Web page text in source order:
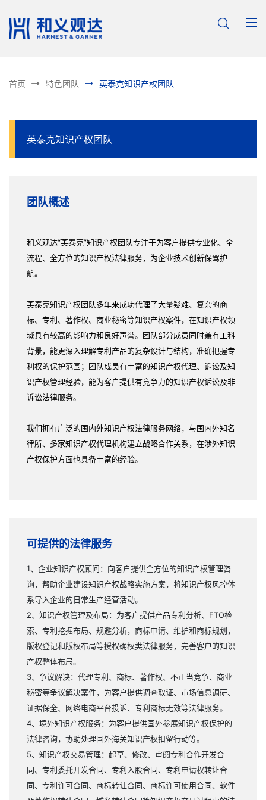

首页  特色团队  英泰克知识产权团队
英泰克知识产权团队
团队概述
和义观达“英泰克”知识产权团队专注于为客户提供专业化、全
流程、全方位的知识产权法律服务，为企业技术创新保驾护
航。
英泰克知识产权团队多年来成功代理了大量疑难、复杂的商
标、专利、著作权、商业秘密等知识产权案件，在知识产权领
域具有较高的影响力和良好声誉。团队部分成员同时兼有工科
背景，能更深入理解专利产品的复杂设计与结构，准确把握专
利权的保护范围；团队成员有丰富的知识产权代理、诉讼及知
识产权管理经验，能为客户提供有竞争力的知识产权诉讼及非
诉讼法律服务。
我们拥有广泛的国内外知识产权法律服务网络，与国内外知名
律所、多家知识产权代理机构建立战略合作关系，在涉外知识
产权保护方面也具备丰富的经验。
可提供的法律服务
1、企业知识产权顾问：向客户提供全方位的知识产权管理咨
询，帮助企业建设知识产权战略实施方案，将知识产权风控体
系导入企业的日常生产经营活动。
2、知识产权管理及布局：为客户提供产品专利分析、FTO检
索、专利挖掘布局、规避分析，商标申请、维护和商标规划，
版权登记和版权布局等授权确权类法律服务，完善客户的知识
产权整体布局。
3、争议解决：代理专利、商标、著作权、不正当竞争、商业
秘密等争议解决案件，为客户提供调查取证、市场信息调研、
证据保全、网络电商平台投诉、专利商标无效等法律服务。
4、境外知识产权服务：为客户提供国外参展知识产权保护的
法律咨询，协助处理国外海关知识产权扣留行动等。
5、知识产权交易管理：起草、修改、审阅专利合作开发合
同、专利委托开发合同、专利入股合同、专利申请权转让合
同、专利许可合同、商标转让合同、商标许可使用合同、软件